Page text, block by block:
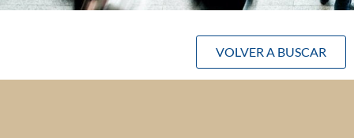
VOLVER A BUSCAR